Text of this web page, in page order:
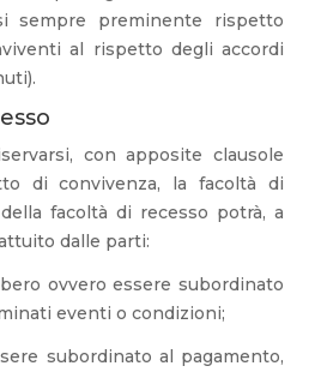
sempre preminente rispetto
al rispetto degli accordi
con apposite clausole
di convivenza, la facoltà di
della facoltà di recesso potrà, a
dalle parti:
ovvero essere subordinato
eventi o condizioni;
subordinato al pagamento,